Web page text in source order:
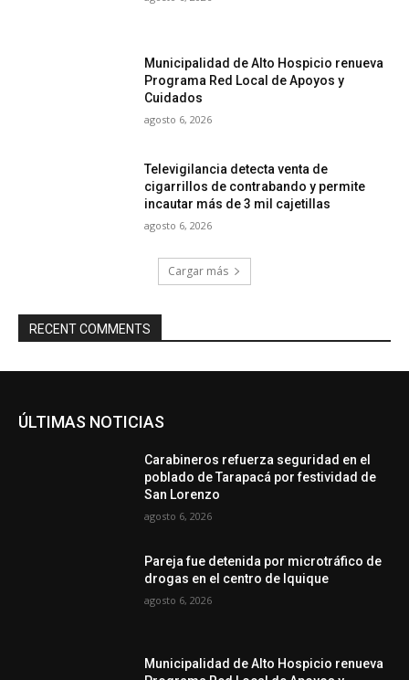
Municipalidad de Alto Hospicio renueva
Programa Red Local de Apoyos y
Cuidados
agosto 6, 2026
Televigilancia detecta venta de
cigarrillos de contrabando y permite
incautar más de 3 mil cajetillas
agosto 6, 2026
Cargar más
RECENT COMMENTS
ÚLTIMAS NOTICIAS
Carabineros refuerza seguridad en el
poblado de Tarapacá por festividad de
San Lorenzo
agosto 6, 2026
Pareja fue detenida por microtráfico de
drogas en el centro de Iquique
agosto 6, 2026
Municipalidad de Alto Hospicio renueva